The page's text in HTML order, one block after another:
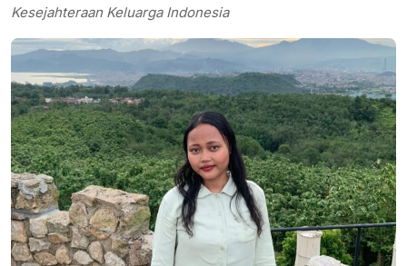
Kesejahteraan Keluarga Indonesia